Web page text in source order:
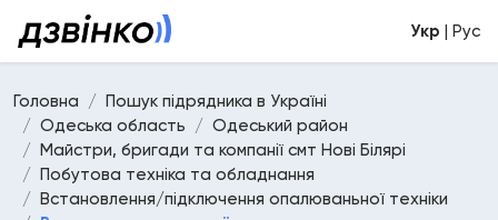
Укр | Рус
Головна
Пошук підрядника в Україні
Одеська область
Одеський район
Майстри, бригади та компанії смт Нові Білярі
Побутова техніка та обладнання
Встановлення/підключення опалюваньної техніки